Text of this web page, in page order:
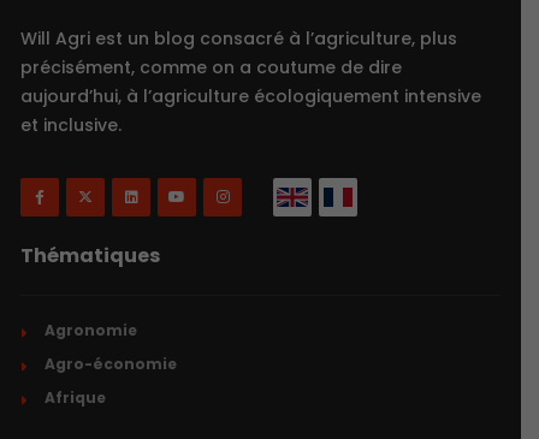
Will Agri est un blog consacré à l’agriculture, plus
précisément, comme on a coutume de dire
aujourd’hui, à l’agriculture écologiquement intensive
et inclusive.
Thématiques
Agronomie
Agro-économie
Afrique